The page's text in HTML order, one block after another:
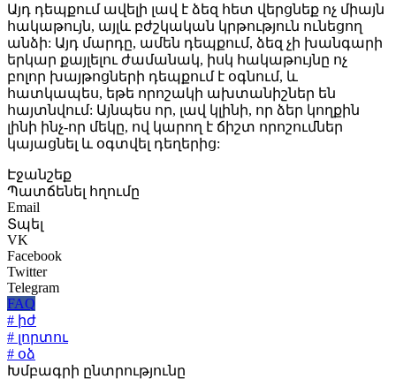
Այդ դեպքում ավելի լավ է ձեզ հետ վերցնեք ոչ միայն
հակաթույն, այլև բժշկական կրթություն ունեցող
անձի: Այդ մարդը, ամեն դեպքում, ձեզ չի խանգարի
երկար քայլելու ժամանակ, իսկ հակաթույնը ոչ
բոլոր խայթոցների դեպքում է օգնում, և
հատկապես, եթե որոշակի ախտանիշներ են
հայտնվում: Այնպես որ, լավ կլինի, որ ձեր կողքին
լինի ինչ-որ մեկը, ով կարող է ճիշտ որոշումներ
կայացնել և օգտվել դեղերից:
Էջանշեք
Պատճենել հղումը
Email
Տպել
VK
Facebook
Twitter
Telegram
FAQ
# իժ
# լորտու
# օձ
Խմբագրի ընտրությունը